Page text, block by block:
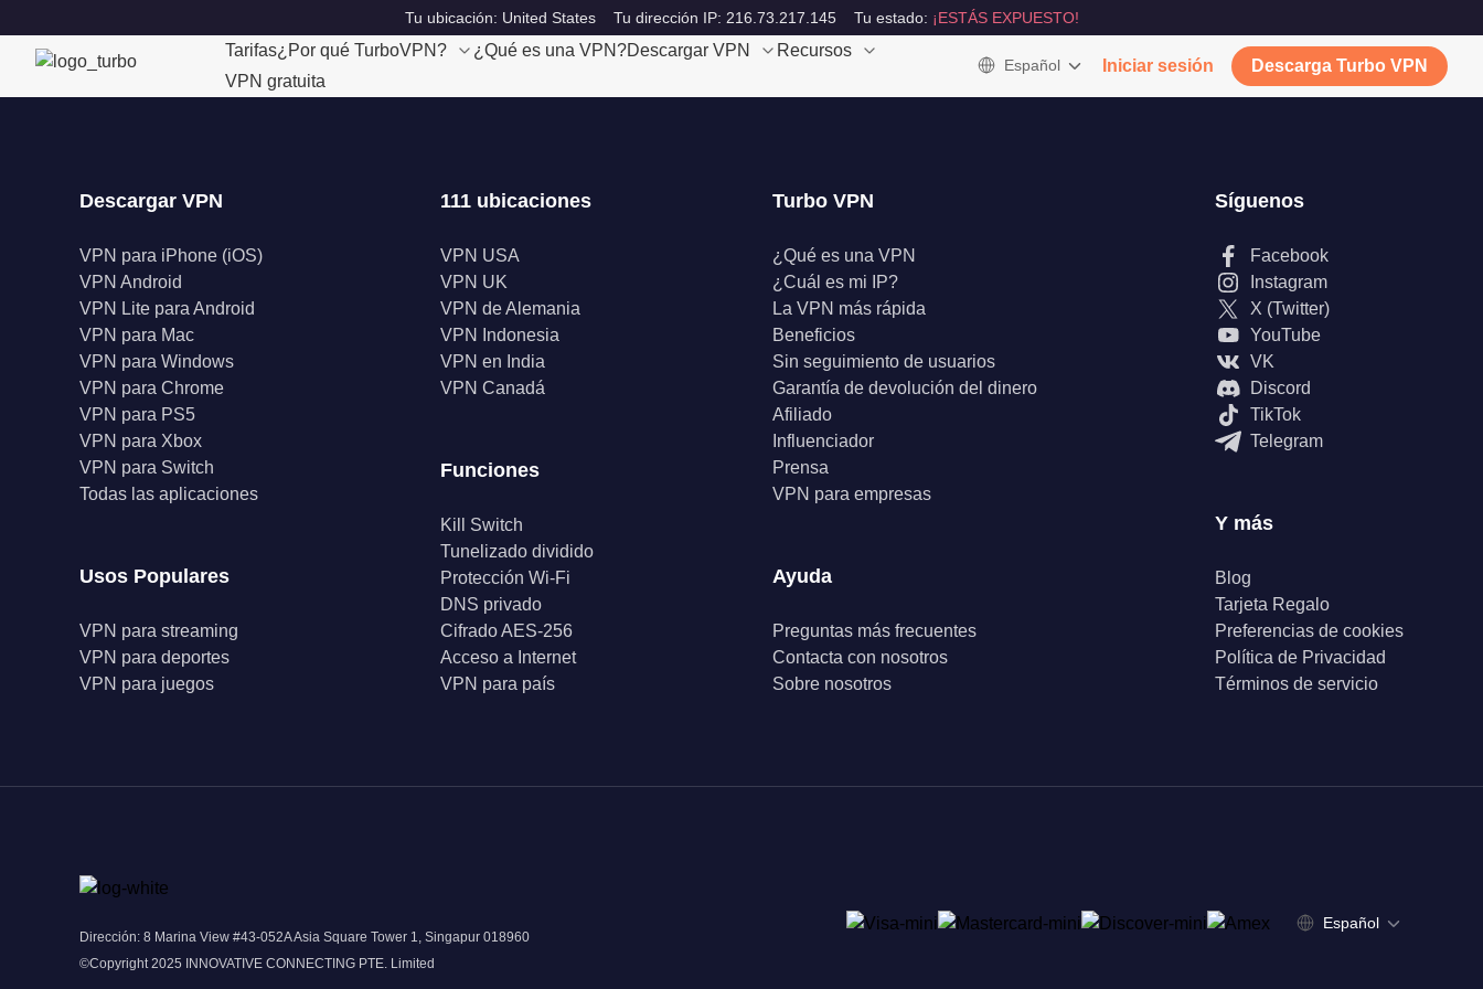
Tu ubicación: United States Tu dirección IP: 216.73.217.145 Tu estado: ¡ESTÁS EXPUESTO!
Tarifas¿Por qué TurboVPN? ¿Qué es una VPN?Descargar VPN
Recursos
VPN gratuita
Español Iniciar sesión Descarga Turbo VPN
Descargar VPN
VPN para iPhone (iOS)
VPN Android
VPN Lite para Android
VPN para Mac
VPN para Windows
VPN para Chrome
VPN para PS5
VPN para Xbox
VPN para Switch
Todas las aplicaciones
Usos Populares
VPN para streaming
VPN para deportes
VPN para juegos
111 ubicaciones
VPN USA
VPN UK
VPN de Alemania
VPN Indonesia
VPN en India
VPN Canadá
Funciones
Kill Switch
Tunelizado dividido
Protección Wi-Fi
DNS privado
Cifrado AES-256
Acceso a Internet
VPN para país
Turbo VPN
¿Qué es una VPN
¿Cuál es mi IP?
La VPN más rápida
Beneficios
Sin seguimiento de usuarios
Garantía de devolución del dinero
Afiliado
Influenciador
Prensa
VPN para empresas
Ayuda
Preguntas más frecuentes
Contacta con nosotros
Sobre nosotros
Síguenos
Facebook
Instagram
X (Twitter)
YouTube
VK
Discord
TikTok
Telegram
Y más
Blog
Tarjeta Regalo
Preferencias de cookies
Política de Privacidad
Términos de servicio
Dirección: 8 Marina View #43-052A Asia Square Tower 1, Singapur 018960
©Copyright 2025 INNOVATIVE CONNECTING PTE. Limited
Español